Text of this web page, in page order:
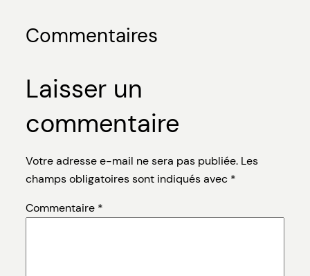
Commentaires
Laisser un
commentaire
Votre adresse e-mail ne sera pas publiée. Les
champs obligatoires sont indiqués avec *
Commentaire *